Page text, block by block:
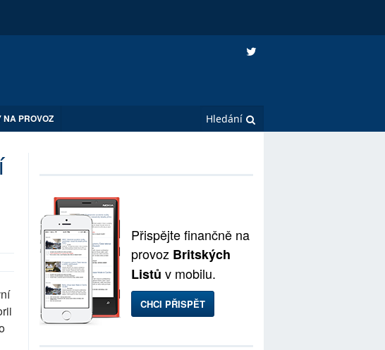
NA PROVOZ
Přispějte finančně na
provoz Britských
Listů v mobilu.
CHCI PŘISPĚT